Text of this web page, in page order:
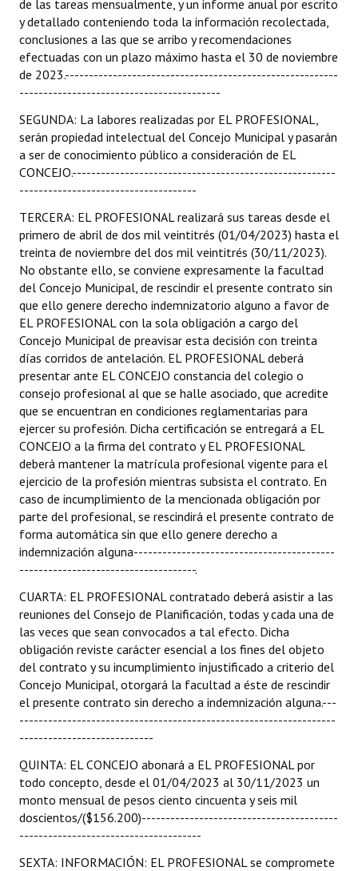
de las tareas mensualmente, y un informe anual por escrito
y detallado conteniendo toda la información recolectada,
conclusiones a las que se arribo y recomendaciones
efectuadas con un plazo máximo hasta el 30 de noviembre
de 2023.---------------------------------------------------------
------------------------------------------
SEGUNDA: La labores realizadas por EL PROFESIONAL,
serán propiedad intelectual del Concejo Municipal y pasarán
a ser de conocimiento público a consideración de EL
CONCEJO.-------------------------------------------------------
-------------------------------------
TERCERA: EL PROFESIONAL realizará sus tareas desde el
primero de abril de dos mil veintitrés (01/04/2023) hasta el
treinta de noviembre del dos mil veintitrés (30/11/2023).
No obstante ello, se conviene expresamente la facultad
del Concejo Municipal, de rescindir el presente contrato sin
que ello genere derecho indemnizatorio alguno a favor de
EL PROFESIONAL con la sola obligación a cargo del
Concejo Municipal de preavisar esta decisión con treinta
días corridos de antelación. EL PROFESIONAL deberá
presentar ante EL CONCEJO constancia del colegio o
consejo profesional al que se halle asociado, que acredite
que se encuentran en condiciones reglamentarias para
ejercer su profesión. Dicha certificación se entregará a EL
CONCEJO a la firma del contrato y EL PROFESIONAL
deberá mantener la matrícula profesional vigente para el
ejercicio de la profesión mientras subsista el contrato. En
caso de incumplimiento de la mencionada obligación por
parte del profesional, se rescindirá el presente contrato de
forma automática sin que ello genere derecho a
indemnización alguna------------------------------------------
-------------------------------------.
CUARTA: EL PROFESIONAL contratado deberá asistir a las
reuniones del Consejo de Planificación, todas y cada una de
las veces que sean convocados a tal efecto. Dicha
obligación reviste carácter esencial a los fines del objeto
del contrato y su incumplimiento injustificado a criterio del
Concejo Municipal, otorgará la facultad a éste de rescindir
el presente contrato sin derecho a indemnización alguna.---
------------------------------------------------------------------
----------------------------
QUINTA: EL CONCEJO abonará a EL PROFESIONAL por
todo concepto, desde el 01/04/2023 al 30/11/2023 un
monto mensual de pesos ciento cincuenta y seis mil
doscientos/($156.200)-----------------------------------------
--------------------------------------
SEXTA: INFORMACIÓN: EL PROFESIONAL se compromete